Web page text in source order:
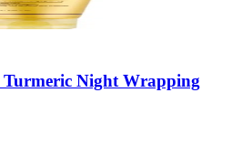
Night Wrapping